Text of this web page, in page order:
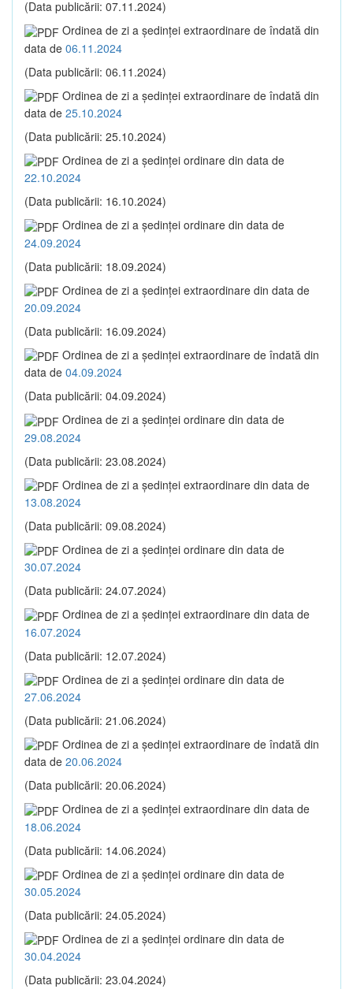
(Data publicării: 07.11.2024)
Ordinea de zi a şedinţei extraordinare de îndată din
data de 06.11.2024
(Data publicării: 06.11.2024)
Ordinea de zi a şedinţei extraordinare de îndată din
data de 25.10.2024
(Data publicării: 25.10.2024)
Ordinea de zi a şedinţei ordinare din data de
22.10.2024
(Data publicării: 16.10.2024)
Ordinea de zi a şedinţei ordinare din data de
24.09.2024
(Data publicării: 18.09.2024)
Ordinea de zi a şedinţei extraordinare din data de
20.09.2024
(Data publicării: 16.09.2024)
Ordinea de zi a şedinţei extraordinare de îndată din
data de 04.09.2024
(Data publicării: 04.09.2024)
Ordinea de zi a şedinţei ordinare din data de
29.08.2024
(Data publicării: 23.08.2024)
Ordinea de zi a şedinţei extraordinare din data de
13.08.2024
(Data publicării: 09.08.2024)
Ordinea de zi a şedinţei ordinare din data de
30.07.2024
(Data publicării: 24.07.2024)
Ordinea de zi a şedinţei extraordinare din data de
16.07.2024
(Data publicării: 12.07.2024)
Ordinea de zi a şedinţei ordinare din data de
27.06.2024
(Data publicării: 21.06.2024)
Ordinea de zi a şedinţei extraordinare de îndată din
data de 20.06.2024
(Data publicării: 20.06.2024)
Ordinea de zi a şedinţei extraordinare din data de
18.06.2024
(Data publicării: 14.06.2024)
Ordinea de zi a şedinţei ordinare din data de
30.05.2024
(Data publicării: 24.05.2024)
Ordinea de zi a şedinţei ordinare din data de
30.04.2024
(Data publicării: 23.04.2024)